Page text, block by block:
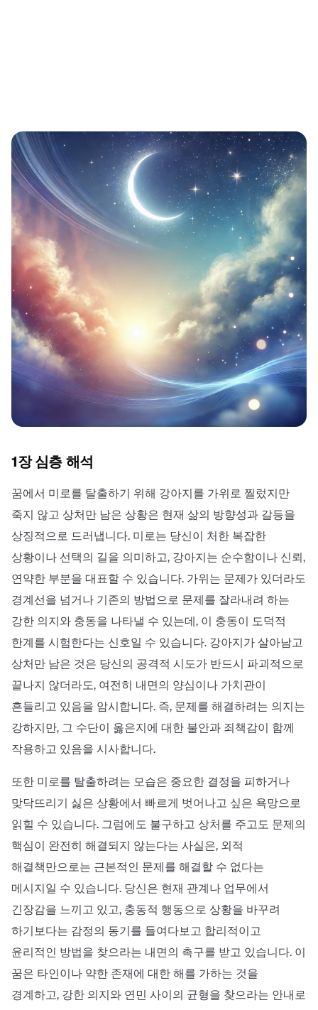
1장 심층 해석
꿈에서 미로를 탈출하기 위해 강아지를 가위로 찔렀지만
죽지 않고 상처만 남은 상황은 현재 삶의 방향성과 갈등을
상징적으로 드러냅니다. 미로는 당신이 처한 복잡한
상황이나 선택의 길을 의미하고, 강아지는 순수함이나 신뢰,
연약한 부분을 대표할 수 있습니다. 가위는 문제가 있더라도
경계선을 넘거나 기존의 방법으로 문제를 잘라내려 하는
강한 의지와 충동을 나타낼 수 있는데, 이 충동이 도덕적
한계를 시험한다는 신호일 수 있습니다. 강아지가 살아남고
상처만 남은 것은 당신의 공격적 시도가 반드시 파괴적으로
끝나지 않더라도, 여전히 내면의 양심이나 가치관이
흔들리고 있음을 암시합니다. 즉, 문제를 해결하려는 의지는
강하지만, 그 수단이 옳은지에 대한 불안과 죄책감이 함께
작용하고 있음을 시사합니다.
또한 미로를 탈출하려는 모습은 중요한 결정을 피하거나
맞닥뜨리기 싫은 상황에서 빠르게 벗어나고 싶은 욕망으로
읽힐 수 있습니다. 그럼에도 불구하고 상처를 주고도 문제의
핵심이 완전히 해결되지 않는다는 사실은, 외적
해결책만으로는 근본적인 문제를 해결할 수 없다는
메시지일 수 있습니다. 당신은 현재 관계나 업무에서
긴장감을 느끼고 있고, 충동적 행동으로 상황을 바꾸려
하기보다는 감정의 동기를 들여다보고 합리적이고
윤리적인 방법을 찾으라는 내면의 촉구를 받고 있습니다. 이
꿈은 타인이나 약한 존재에 대한 해를 가하는 것을
경계하고, 강한 의지와 연민 사이의 균형을 찾으라는 안내로